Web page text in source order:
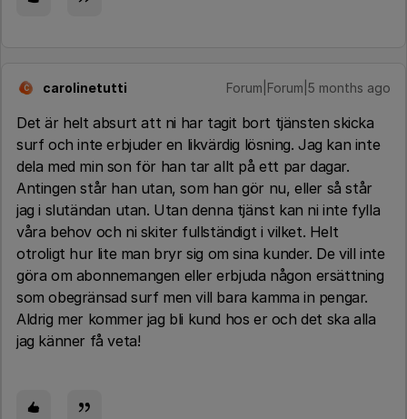
C carolinetutti Forum|Forum|5 months ago
Det är helt absurt att ni har tagit bort tjänsten skicka
surf och inte erbjuder en likvärdig lösning. Jag kan inte
dela med min son för han tar allt på ett par dagar.
Antingen står han utan, som han gör nu, eller så står
jag i slutändan utan. Utan denna tjänst kan ni inte fylla
våra behov och ni skiter fullständigt i vilket. Helt
otroligt hur lite man bryr sig om sina kunder. De vill inte
göra om abonnemangen eller erbjuda någon ersättning
som obegränsad surf men vill bara kamma in pengar.
Aldrig mer kommer jag bli kund hos er och det ska alla
jag känner få veta!